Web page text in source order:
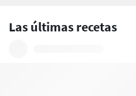
Las últimas recetas